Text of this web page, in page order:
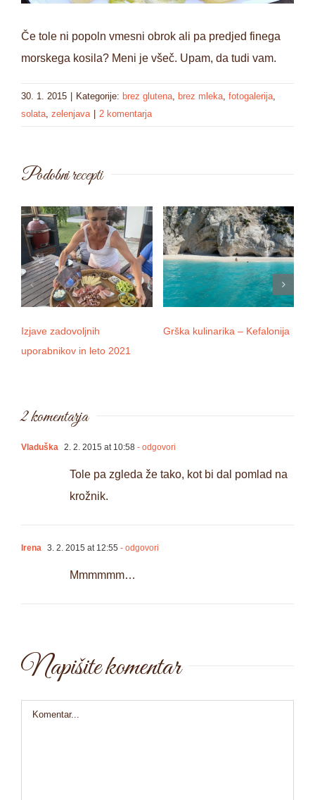
Če tole ni popoln vmesni obrok ali pa predjed finega
morskega kosila? Meni je všeč. Upam, da tudi vam.
30. 1. 2015 Kategorije: brez glutena brez mleka fotogalerija
solata zelenjava 2 komentarja
Podobni recepti
Izjave zadovoljnih
uporabnikov in leto 2021
Grška kulinarika – Kefalonija
2 komentarja
Vladuška 2. 2. 2015 at 10:58 - odgovori
Tole pa zgleda že tako, kot bi dal pomlad na
krožnik.
Irena 3. 2. 2015 at 12:55 - odgovori
Mmmmmm…
Napišite komentar
Comment